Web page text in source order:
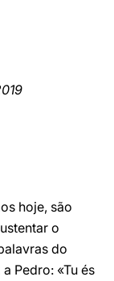
hoje, são
o
do
Pedro: «Tu és